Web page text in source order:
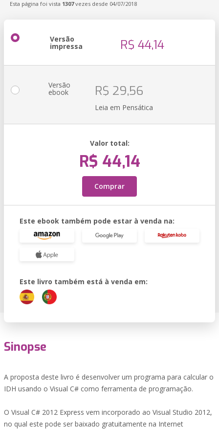
Esta página foi vista 1307vezes desde 04/07/2018
Versão
impressa R$ 44,14
Versão
ebook R$ 29,56
Leia em Pensática
Valor total:
R$ 44,14
Comprar
Este ebook também pode estar à venda na:
Este livro também está à venda em:
Sinopse
A proposta deste livro é desenvolver um programa para calcular o
IDH usando o Visual C# como ferramenta de programação.
O Visual C# 2012 Express vem incorporado ao Visual Studio 2012,
no qual este pode ser baixado gratuitamente na Internet